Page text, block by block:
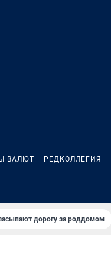
ВАЛЮТ РЕДКОЛЛЕГИЯ
дорогу за роддомом